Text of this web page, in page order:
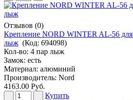
Отзывов (0)
Крепление NORD WINTER AL-56 для
лыж (Код: 694098)
Кол-во: 4 пар лыж
Замок: есть
Материал: алюминий
Производитель: Nord
4163.00 Руб.
Купить